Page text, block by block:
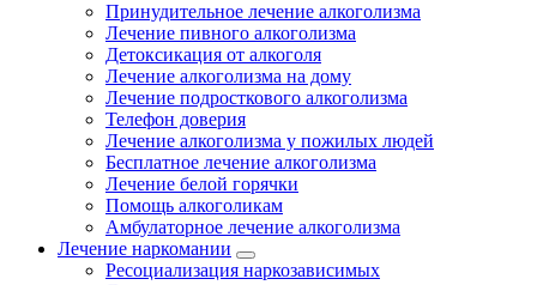
Принудительное лечение алкоголизма
Лечение пивного алкоголизма
Детоксикация от алкоголя
Лечение алкоголизма на дому
Лечение подросткового алкоголизма
Телефон доверия
Лечение алкоголизма у пожилых людей
Бесплатное лечение алкоголизма
Лечение белой горячки
Помощь алкоголикам
Амбулаторное лечение алкоголизма
Лечение наркомании
Ресоциализация наркозависимых